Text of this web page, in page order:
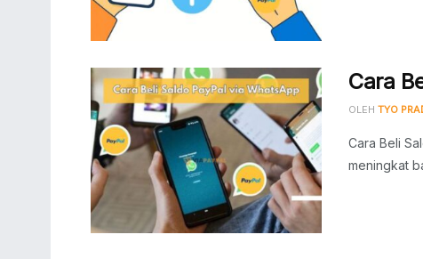
Cara
OLEH TYO
Cara Beli
meningkat